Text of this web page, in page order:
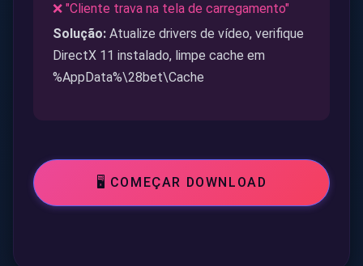
❌ "Cliente trava na tela de carregamento"
Solução: Atualize drivers de vídeo, verifique
DirectX 11 instalado, limpe cache em
%AppData%\28bet\Cache
🖥️ COMEÇAR DOWNLOAD